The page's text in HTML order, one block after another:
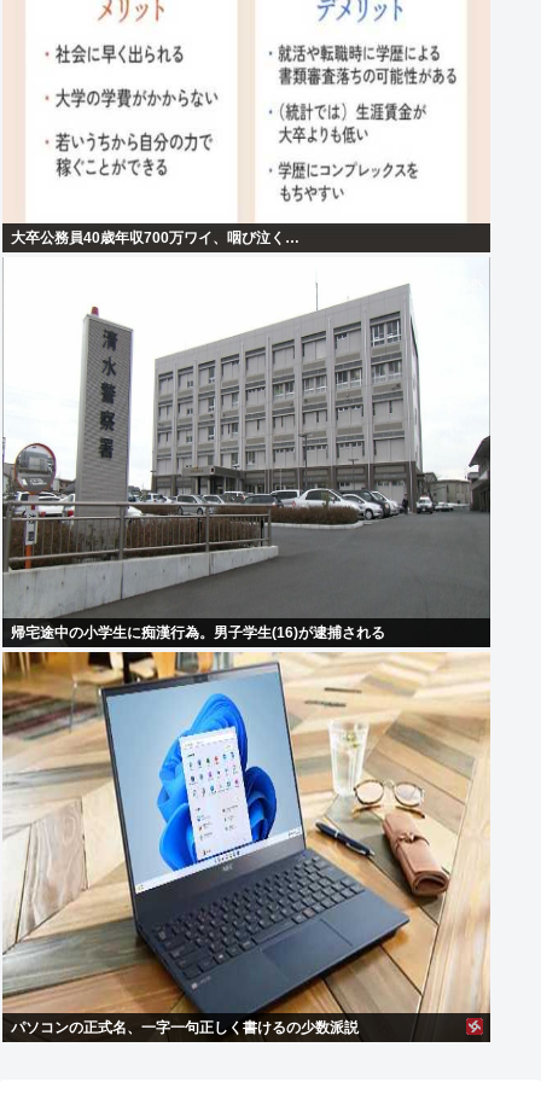
大卒公務員40歳年収700万ワイ、咽び泣く…
帰宅途中の小学生に痴漢行為。男子学生(16)が逮捕される
パソコンの正式名、一字一句正しく書けるの少数派説